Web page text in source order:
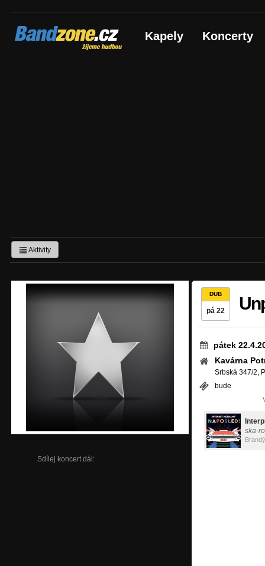
Bandzone.cz
žijeme hudbou Kapely Koncerty
Aktivity
Sdílej koncert dál:
DUB
pá 22
pátek
Kavárna
Srbská 347/2,
bude
ska-